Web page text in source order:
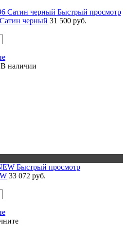
Быстрый просмотр
черный 31 500 руб.
В наличии
Быстрый просмотр
33 072 руб.